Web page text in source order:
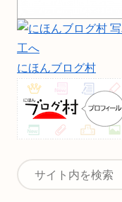
にほんブログ村